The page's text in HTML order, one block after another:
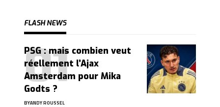
FLASH NEWS
PSG : mais combien veut
réellement l’Ajax
Amsterdam pour Mika
Godts ?
BYANDY ROUSSEL